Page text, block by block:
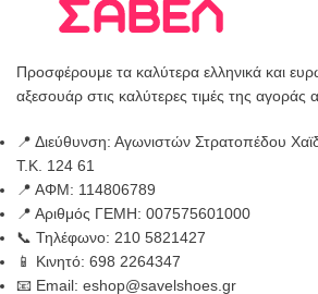
Προσφέρουμε τα καλύτερα ελληνικά και
αξεσουάρ στις καλύτερες τιμές της αγοράς
📍 Διεύθυνση: Αγωνιστών Στρατοπέδου
Τ.Κ. 124 61
📍 ΑΦΜ: 114806789
📍 Αριθμός ΓΕΜΗ: 007575601000
📞 Τηλέφωνο: 210 5821427
📱 Κινητό: 698 2264347
📧 Email: eshop@savelshoes.gr